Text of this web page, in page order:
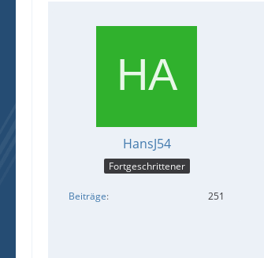
HansJ54
Fortgeschrittener
Beiträge 251